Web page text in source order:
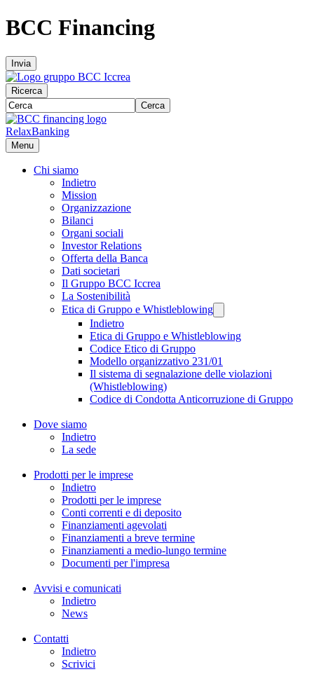
BCC Financing
Invia
Ricerca
Cerca
RelaxBanking
Menu
Chi siamo
Indietro
Mission
Organizzazione
Bilanci
Organi sociali
Investor Relations
Offerta della Banca
Dati societari
Il Gruppo BCC Iccrea
La Sostenibilità
Etica di Gruppo e Whistleblowing
Indietro
Etica di Gruppo e Whistleblowing
Codice Etico di Gruppo
Modello organizzativo 231/01
Il sistema di segnalazione delle violazioni
(Whistleblowing)
Codice di Condotta Anticorruzione di Gruppo
Dove siamo
Indietro
La sede
Prodotti per le imprese
Indietro
Prodotti per le imprese
Conti correnti e di deposito
Finanziamenti agevolati
Finanziamenti a breve termine
Finanziamenti a medio-lungo termine
Documenti per l'impresa
Avvisi e comunicati
Indietro
News
Contatti
Indietro
Scrivici